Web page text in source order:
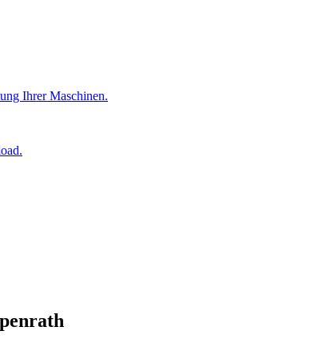
Ihrer Maschinen.